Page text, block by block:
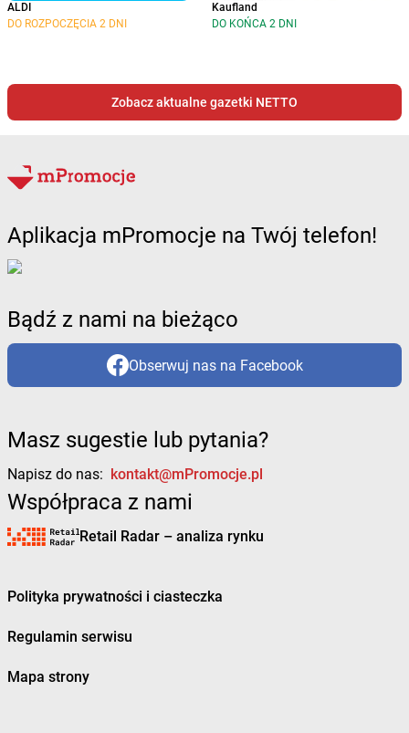
ALDI
DO ROZPOCZĘCIA 2 DNI
Kaufland
DO KOŃCA 2 DNI
Zobacz aktualne gazetki NETTO
Aplikacja mPromocje na Twój telefon!
Bądź z nami na bieżąco
Obserwuj nas na Facebook
Masz sugestie lub pytania?
Napisz do nas: kontakt@mPromocje.pl
Współpraca z nami
Retail Radar – analiza rynku
Polityka prywatności i ciasteczka
Regulamin serwisu
Mapa strony